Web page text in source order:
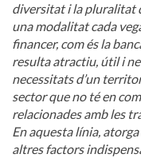
diversitat i la pluralitat
una modalitat cada
financer, com és la
resulta atractiu, útil i
necessitats d’un
sector que no té en
relacionades amb les
En aquesta línia,
altres factors